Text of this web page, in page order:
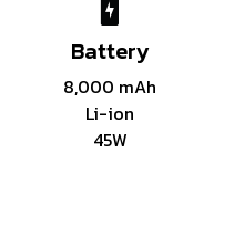
Battery
8,000 mAh
Li-ion
45W